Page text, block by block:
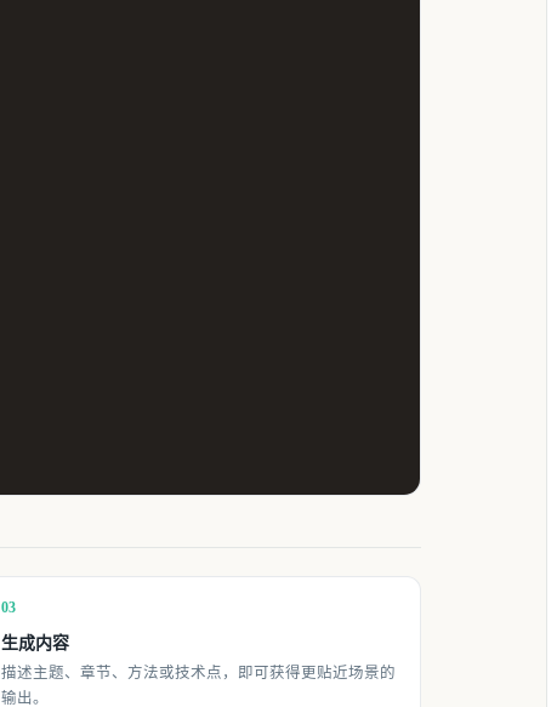
03
生成内容
描述主题、章节、方法或技术点，即可获得更贴近场景的
输出。